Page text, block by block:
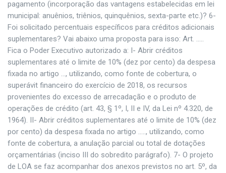
pagamento (incorporação das vantagens estabelecidas em lei
municipal: anuênios, triênios, quinquênios, sexta-parte etc.)? 6-
Foi solicitado percentuais específicos para créditos adicionais
suplementares? Vai abaixo uma proposta para isso: Art. …..
Fica o Poder Executivo autorizado a: I- Abrir créditos
suplementares até o limite de 10% (dez por cento) da despesa
fixada no artigo …, utilizando, como fonte de cobertura, o
superávit financeiro do exercício de 2018, os recursos
provenientes do excesso de arrecadação e o produto de
operações de crédito (art. 43, § 1º, I, II e IV, da Lei nº 4.320, de
1964). II- Abrir créditos suplementares até o limite de 10% (dez
por cento) da despesa fixada no artigo ….., utilizando, como
fonte de cobertura, a anulação parcial ou total de dotações
orçamentárias (inciso III do sobredito parágrafo). 7- O projeto
de LOA se faz acompanhar dos anexos previstos no art. 5º, da